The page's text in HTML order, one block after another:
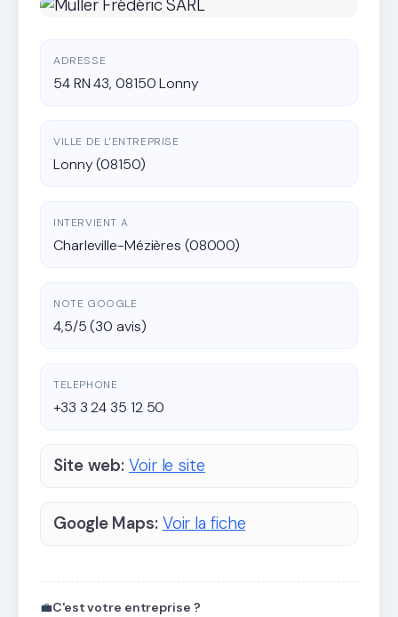
ADRESSE
54 RN 43, 08150 Lonny
VILLE DE L'ENTREPRISE
Lonny (08150)
INTERVIENT A
Charleville-Mézières (08000)
NOTE GOOGLE
4,5/5 (30 avis)
TELEPHONE
+33 3 24 35 12 50
Site web: Voir le site
Google Maps: Voir la fiche
💼C'est votre entreprise ?